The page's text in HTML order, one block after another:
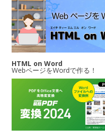
HTML on Word
WebページをWordで作る！